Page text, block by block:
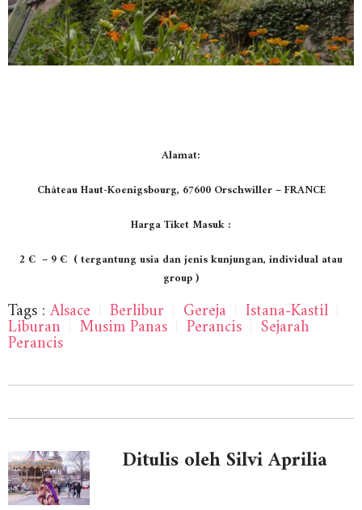
Alamat:
Château Haut-Koenigsbourg, 67600 Orschwiller – FRANCE
Harga Tiket Masuk :
2 € – 9 € ( tergantung usia dan jenis kunjungan, individual atau
group )
Tags :Alsace Berlibur Gereja Istana-Kastil
Liburan Musim Panas Perancis Sejarah
Perancis
Ditulis oleh Silvi Aprilia